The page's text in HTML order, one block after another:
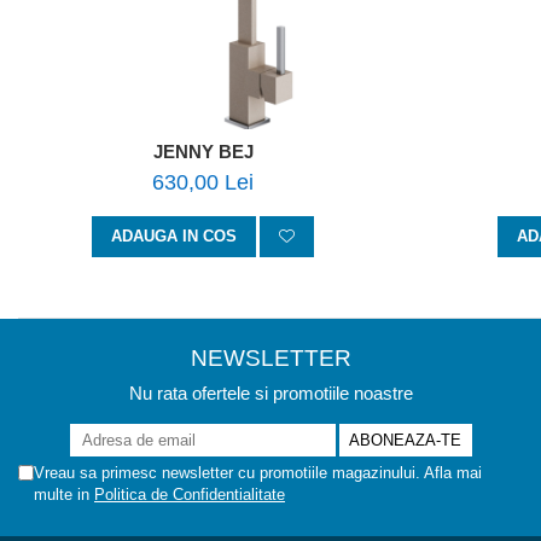
JENNY BEJ
630,00 Lei
ADAUGA IN COS
NEWSLETTER
Nu rata ofertele si promotiile noastre
Vreau sa primesc newsletter cu promotiile magazinului. Afla mai
multe in Politica de Confidentialitate